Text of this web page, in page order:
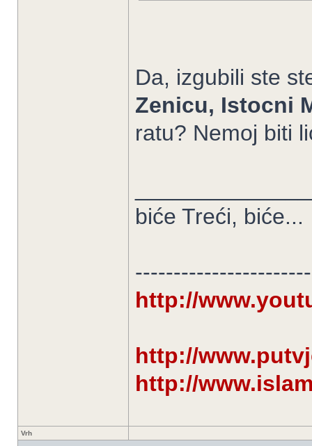
Da, izgubili ste
Zenicu, Istocni
ratu? Nemoj biti
biće Treći, biće...
http://
http://
http://
Vrh